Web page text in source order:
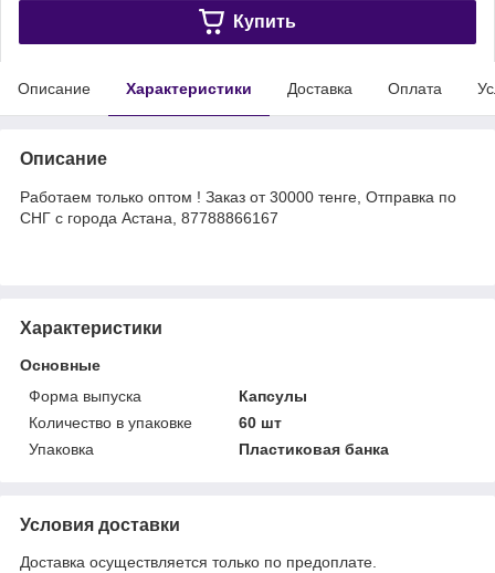
Купить
Описание Характеристики Доставка Оплата
Описание
Работаем только оптом ! Заказ от 30000 тенге, Отправка по
СНГ с города Астана, 87788866167
Характеристики
Основные
Форма выпуска
Капсулы
Количество в упаковке
60 шт
Упаковка
Пластиковая банка
Условия доставки
Доставка осуществляется только по предоплате.